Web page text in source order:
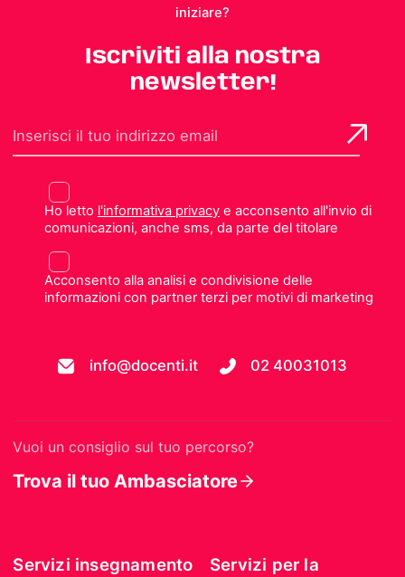
iniziare?
Iscriviti alla nostra
newsletter!
Ho letto l'informativa privacye acconsento all'invio di
comunicazioni, anche sms, da parte del titolare
Acconsento alla analisi e condivisione delle
informazioni con partner terzi per motivi di marketing
info@docenti.it 02 40031013
Vuoi un consiglio sul tuo percorso?
Trova il tuo Ambasciatore
Servizi insegnamento
Servizi per la